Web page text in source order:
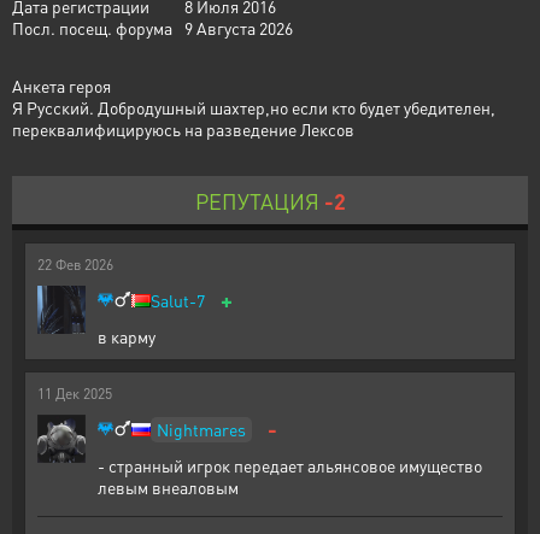
Дата регистрации
8 Июля 2016
Посл. посещ. форума
9 Августа 2026
Анкета героя
Я Русский. Добродушный шахтер,но если кто будет убедителен,
переквалифицируюсь на разведение Лексов
РЕПУТАЦИЯ -2
22 Фев 2026
Salut-7 +
в карму
11 Дек 2025
Nightmares -
- странный игрок передает альянсовое имущество
левым внеаловым